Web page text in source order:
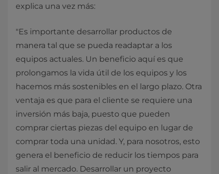
explica una vez más:
"Es importante desarrollar productos de
manera tal que se pueda readaptar a los
equipos actuales. Un beneficio aquí es que
prolongamos la vida útil de los equipos y los
hacemos más sostenibles en el largo plazo. Otra
ventaja es que para el cliente se requiere una
inversión más baja, puesto que pueden
comprar ciertas piezas del equipo en lugar de
comprar toda una unidad. Y, para nosotros, esto
genera el beneficio de reducir los tiempos para
salir al mercado. Desarrollar un proyecto